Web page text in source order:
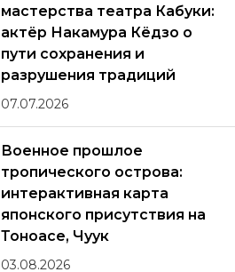
мастерства театра Кабуки:
актёр Накамура Кёдзо о
пути сохранения и
разрушения традиций
07.07.2026
Военное прошлое
тропического острова:
интерактивная карта
японского присутствия на
Тоноасе, Чуук
03.08.2026